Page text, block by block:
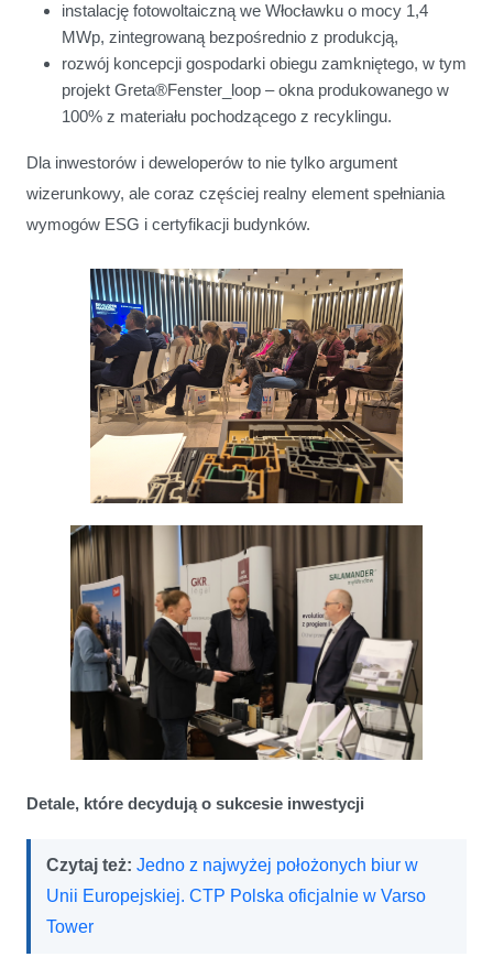
instalację fotowoltaiczną we Włocławku o mocy 1,4
MWp, zintegrowaną bezpośrednio z produkcją,
rozwój koncepcji gospodarki obiegu zamkniętego, w tym
projekt Greta®Fenster_loop – okna produkowanego w
100% z materiału pochodzącego z recyklingu.
Dla inwestorów i deweloperów to nie tylko argument
wizerunkowy, ale coraz częściej realny element spełniania
wymogów ESG i certyfikacji budynków.
Detale, które decydują o sukcesie inwestycji
Czytaj też: Jedno z najwyżej położonych biur w
Unii Europejskiej. CTP Polska oficjalnie w Varso
Tower